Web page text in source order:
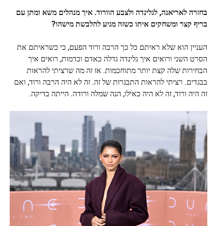
בחזרה לאריאנה, לגלינדה ולצבע הוורוד. איך מנהלים משא ומתן עם
בריף קצר ומשחקים איתו כשזה מגיע להלבשת מישהו?
העניין הוא שלא ראיתם כל כך הרבה ורוד הפעם, כי כשראיתם את
הסרט השני ורואים איך גלינדה גדלה כאדם וכדמות, רואים איך
הבחירות שלה קצת יותר מתוחכמות. אז זה מה שרציתי להראות
בבגדים. רציתי להראות התבגרות של זה. זה לא היה הרבה ורוד, ואם
זה היה ורוד, זה לא היה כאילו, הנה שמלה ורודה. הייתה בדיקה.